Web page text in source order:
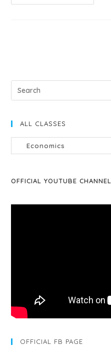
ALL CLASSES
Economics
OFFICIAL YOUTUBE CHANNEL
OFFICIAL FB PAGE